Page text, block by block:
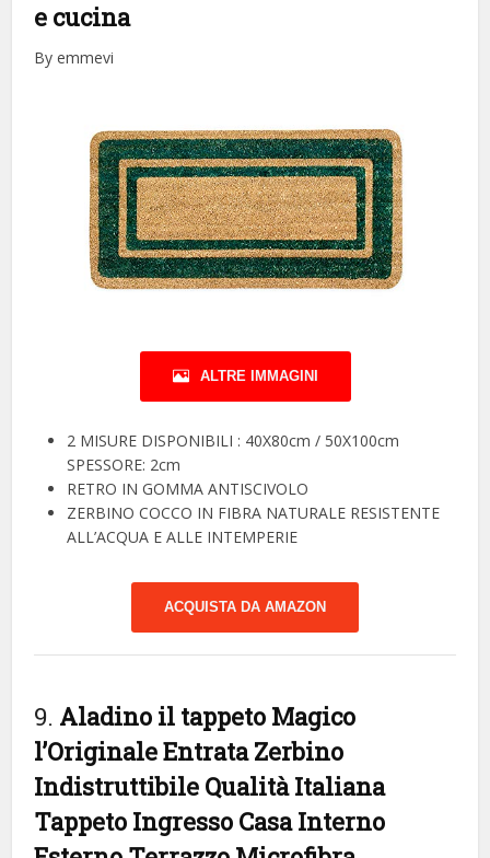
e cucina
By emmevi
ALTRE IMMAGINI
2 MISURE DISPONIBILI : 40X80cm / 50X100cm
SPESSORE: 2cm
RETRO IN GOMMA ANTISCIVOLO
ZERBINO COCCO IN FIBRA NATURALE RESISTENTE
ALL’ACQUA E ALLE INTEMPERIE
ACQUISTA DA AMAZON
9. Aladino il tappeto Magico
l’Originale Entrata Zerbino
Indistruttibile Qualità Italiana
Tappeto Ingresso Casa Interno